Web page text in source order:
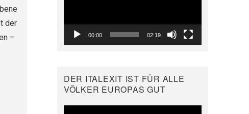
der
–
00:00 02:19
DER ITALEXIT IST FÜR ALLE
VÖLKER EUROPAS GUT